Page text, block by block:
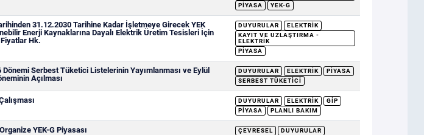
PIYASA
YEK-G
31.12.2030 Tarihine Kadar İşletmeye Girecek YEK
Enerji Kaynaklarına Dayalı Elektrik Üretim Tesisleri İçin
Hk.
DUYURULAR
ELEKTRIK
KAYIT VE UZLAŞTIRMA -
ELEKTRIK
PIYASA
Serbest Tüketici Listelerinin Yayımlanması ve Eylül
Açılması
DUYURULAR ELEKTRIK
PIYASA
SERBEST TÜKETICI
DUYURULAR ELEKTRIK
GİP
PIYASA
PLANLI BAKIM
YEK-G Piyasası ÇEVRESEL
DUYURULAR